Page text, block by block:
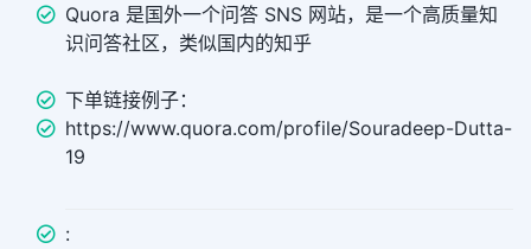
Quora 是国外一个问答 SNS 网站，是一个高质量知
识问答社区，类似国内的知乎
下单链接例子：
https://www.quora.com/profile/Souradeep-Dutta-
19
: